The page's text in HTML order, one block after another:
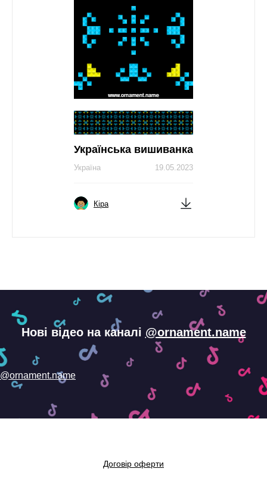
Українська вишиванка
19.05.2023
Україна
Кіра
Нові відео на каналі @ornament.name
@ornament.name
Договір оферти